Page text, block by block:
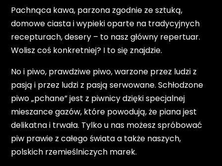
Pachnąca kawa, parzona zgodnie ze sztuką,
domowe ciasta i wypieki oparte na tradycyjnych
recepturach, desery – to nasz główny repertuar.
Wolisz coś konkretniej? I to się znajdzie.
No i piwo, prawdziwe piwo, warzone przez ludzi z
pasją i przez ludzi z pasją serwowane. Schłodzone
piwo „pchane” jest z piwnicy dzięki specjalnej
mieszance gazów, które powodują, że piana jest
delikatna i trwała. Tylko u nas możesz spróbować
piw prawie z całego świata a także naszych,
polskich rzemieślniczych marek.